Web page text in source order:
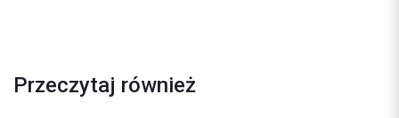
Przeczytaj również